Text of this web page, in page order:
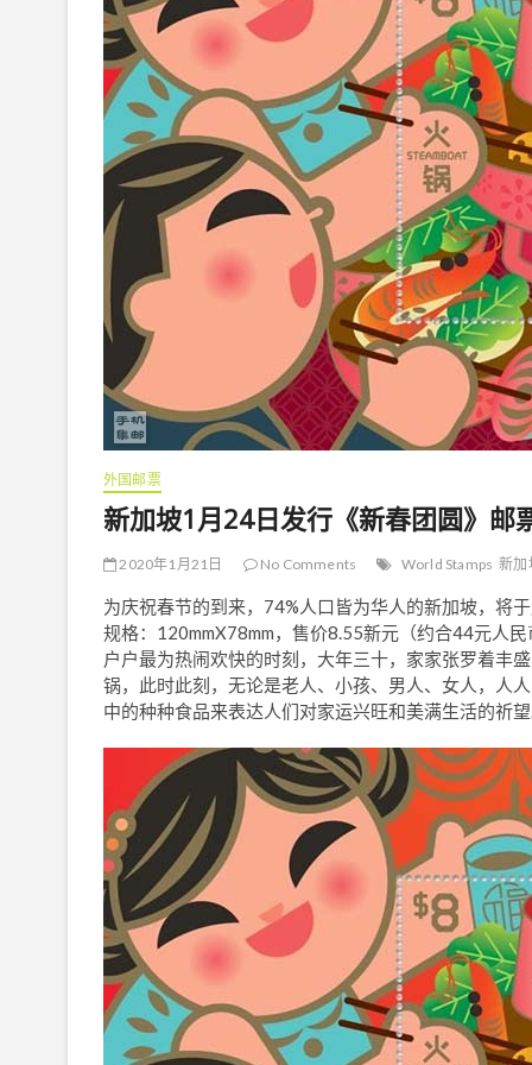
外国邮票
新加坡1月24日发行《新春团圆》邮
2020年1月21日 No Comments World Stamps 新加
为庆祝春节的到来，74%人口皆为华人的新加坡，将
规格：120mmX78mm，售价8.55新元（约合44元人
户户最为热闹欢快的时刻，大年三十，家家张罗着丰
锅，此时此刻，无论是老人、小孩、男人、女人，人
中的种种食品来表达人们对家运兴旺和美满生活的祈